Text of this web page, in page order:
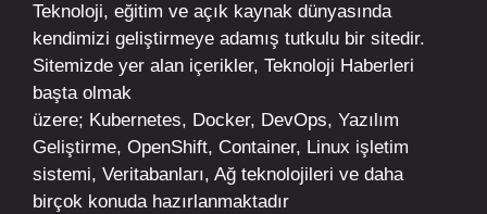
Teknoloji, eğitim ve açık kaynak dünyasında
kendimizi geliştirmeye adamış tutkulu bir sitedir.
Sitemizde yer alan içerikler, Teknoloji Haberleri
başta olmak
üzere; Kubernetes, Docker, DevOps, Yazılım
Geliştirme, OpenShift, Container, Linux işletim
sistemi, Veritabanları, Ağ teknolojileri ve daha
birçok konuda hazırlanmaktadır